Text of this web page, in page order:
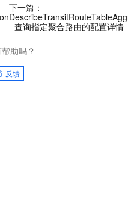
下一篇：
- 查询指定聚合路由的配置详情
助吗？
反馈